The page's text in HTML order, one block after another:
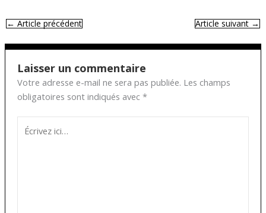
←Article précédent Article suivant→
Laisser un commentaire
Votre adresse e-mail ne sera pas publiée. Les champs
obligatoires sont indiqués avec *
ici…